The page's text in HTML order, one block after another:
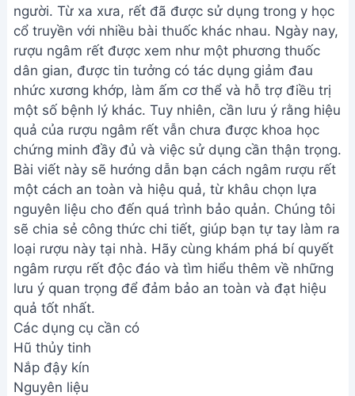
người. Từ xa xưa, rết đã được sử dụng trong y học
cổ truyền với nhiều bài thuốc khác nhau. Ngày nay,
rượu ngâm rết được xem như một phương thuốc
dân gian, được tin tưởng có tác dụng giảm đau
nhức xương khớp, làm ấm cơ thể và hỗ trợ điều trị
một số bệnh lý khác. Tuy nhiên, cần lưu ý rằng hiệu
quả của rượu ngâm rết vẫn chưa được khoa học
chứng minh đầy đủ và việc sử dụng cần thận trọng.
Bài viết này sẽ hướng dẫn bạn cách ngâm rượu rết
một cách an toàn và hiệu quả, từ khâu chọn lựa
nguyên liệu cho đến quá trình bảo quản. Chúng tôi
sẽ chia sẻ công thức chi tiết, giúp bạn tự tay làm ra
loại rượu này tại nhà. Hãy cùng khám phá bí quyết
ngâm rượu rết độc đáo và tìm hiểu thêm về những
lưu ý quan trọng để đảm bảo an toàn và đạt hiệu
quả tốt nhất.
Các dụng cụ cần có
Hũ thủy tinh
Nắp đậy kín
Nguyên liệu